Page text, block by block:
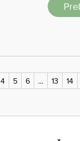
4 5 6 … 13 14